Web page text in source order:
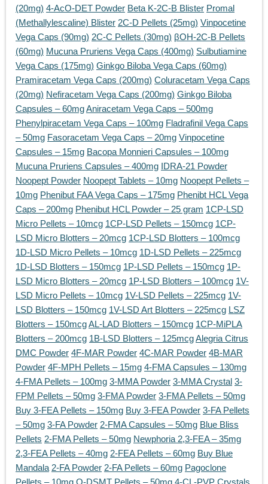
(20mg) 4-AcO-DET Powder Beta K-2C-B Blister Promal
(Methallylescaline) Blister 2C-D Pellets (25mg) Vinpocetine
Vega Caps (90mg) 2C-C Pellets (30mg) βOH-2C-B Pellets
(60mg) Mucuna Pruriens Vega Caps (400mg) Sulbutiamine
Vega Caps (175mg) Ginkgo Biloba Vega Caps (60mg)
Pramiracetam Vega Caps (200mg) Coluracetam Vega Caps
(20mg) Nefiracetam Vega Caps (200mg) Ginkgo Biloba
Capsules – 60mgAniracetam Vega Caps – 500mg
Phenylpiracetam Vega Caps – 100mg Fladrafinil Vega Caps
– 50mg Fasoracetam Vega Caps – 20mg Vinpocetine
Capsules – 15mg Bacopa Monnieri Capsules – 100mg
Mucuna Pruriens Capsules – 400mg IDRA-21 Powder
Noopept Powder Noopept Tablets – 10mg Noopept Pellets –
10mg Phenibut FAA Vega Caps – 175mg Phenibt HCL Vega
Caps – 200mg Phenibut HCL Powder – 25 gram 1CP-LSD
Micro Pellets – 10mcg 1CP-LSD Pellets – 150mcg 1CP-
LSD Micro Blotters – 20mcg 1CP-LSD Blotters – 100mcg
1D-LSD Micro Pellets – 10mcg 1D-LSD Pellets – 225mcg
1D-LSD Blotters – 150mcg 1P-LSD Pellets – 150mcg 1P-
LSD Micro Blotters – 20mcg 1P-LSD Blotters – 100mcg 1V-
LSD Micro Pellets – 10mcg 1V-LSD Pellets – 225mcg 1V-
LSD Blotters – 150mcg 1V-LSD Art Blotters – 225mcg LSZ
Blotters – 150mcgAL-LAD Blotters – 150mcg 1CP-MiPLA
Blotters – 200mcg 1B-LSD Blotters – 125mcgAlegria Citrus
DMC Powder 4F-MAR Powder 4C-MAR Powder 4B-MAR
Powder 4F-MPH Pellets – 15mg 4-FMA Capsules – 130mg
4-FMA Pellets – 100mg 3-MMA Powder 3-MMA Crystal 3-
FPM Pellets – 50mg 3-FMA Powder 3-FMA Pellets – 50mg
Buy 3-FEA Pellets – 150mg Buy 3-FEA Powder 3-FA Pellets
– 50mg 3-FA Powder 2-FMA Capsules – 50mg Blue Bliss
Pellets 2-FMA Pellets – 50mg Newphoria 2,3-FEA – 35mg
2,3-FEA Pellets – 40mg 2-FEA Pellets – 60mg Buy Blue
Mandala 2-FA Powder 2-FA Pellets – 60mg Pagoclone
Pellets – 10mg O-DSMT Pellets – 50mg 4-CL-PVP Crystals